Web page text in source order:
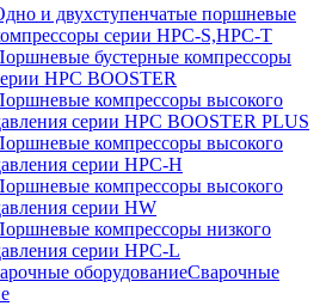
и двухступенчатые поршневые
серии HPC-S,HPC-T
бустерные компрессоры
HPC BOOSTER
компрессоры высокого
серии HPC BOOSTER PLUS
компрессоры высокого
серии HPC-H
компрессоры высокого
серии HW
компрессоры низкого
серии HPC-L
Сварочные